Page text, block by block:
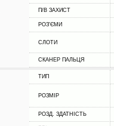
П/В ЗАХИСТ
РОЗ'ЄМИ
СЛОТИ
СКАНЕР ПАЛЬЦЯ
ТИП
РОЗМІР
РОЗД. ЗДАТНІСТЬ